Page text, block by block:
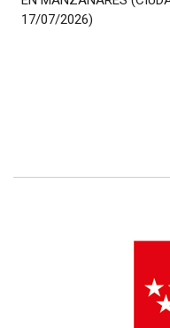
17/07/2026)